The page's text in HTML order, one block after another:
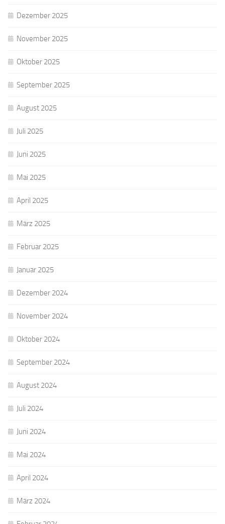
Dezember 2025
November 2025
Oktober 2025
September 2025
August 2025
Juli 2025
Juni 2025
Mai 2025
April 2025
März 2025
Februar 2025
Januar 2025
Dezember 2024
November 2024
Oktober 2024
September 2024
August 2024
Juli 2024
Juni 2024
Mai 2024
April 2024
März 2024